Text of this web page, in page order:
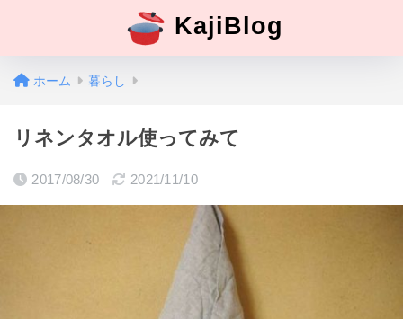
KajiBlog
ホーム 暮らし
リネンタオル使ってみて
2017/08/30 2021/11/10